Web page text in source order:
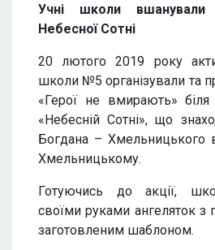
Учні школи вшанували
Небесної Сотні
20 лютого 2019 року
школи №5 організували та
«Герої не вмирають» біля
«Небесній Сотні», що
Богдана – Хмельницького
Хмельницькому.
Готуючись до акції,
своїми руками ангеляток з
заготовленим шаблоном.